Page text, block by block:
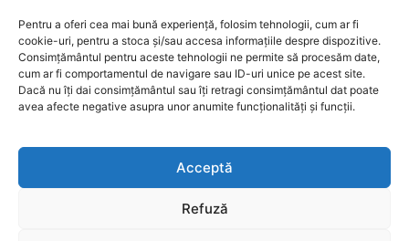
Pentru a oferi cea mai bună experiență, folosim tehnologii, cum ar fi
cookie-uri, pentru a stoca și/sau accesa informațiile despre dispozitive.
Consimțământul pentru aceste tehnologii ne permite să procesăm date,
cum ar fi comportamentul de navigare sau ID-uri unice pe acest site.
Dacă nu îți dai consimțământul sau îți retragi consimțământul dat poate
avea afecte negative asupra unor anumite funcționalități și funcții.
Acceptă
Refuză
Financiar
160
ABUZURI
158
Social
157
Cultura
149